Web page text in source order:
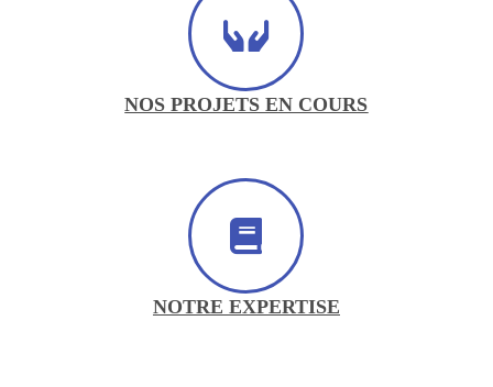
NOS PROJETS EN COURS
NOTRE EXPERTISE